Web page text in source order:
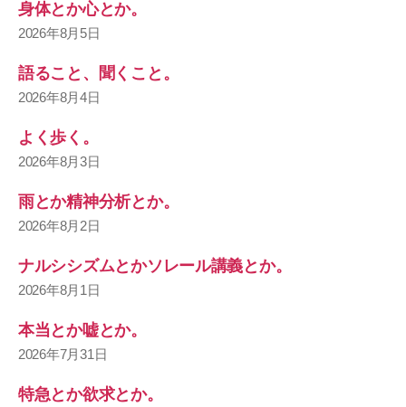
身体とか心とか。
2026年8月5日
語ること、聞くこと。
2026年8月4日
よく歩く。
2026年8月3日
雨とか精神分析とか。
2026年8月2日
ナルシシズムとかソレール講義とか。
2026年8月1日
本当とか嘘とか。
2026年7月31日
特急とか欲求とか。